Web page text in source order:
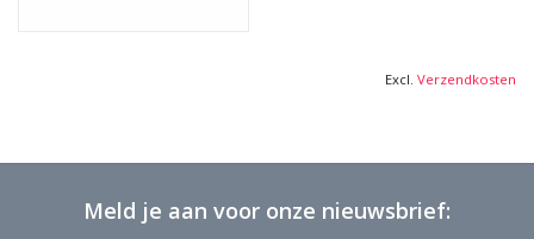
Excl. Verzendkosten
Meld je aan voor onze nieuwsbrief: